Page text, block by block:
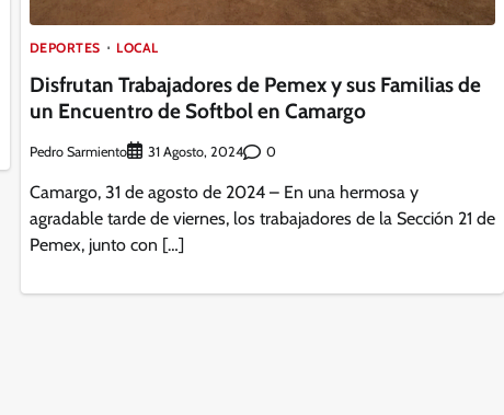
DEPORTES LOCAL
Disfrutan Trabajadores de Pemex y sus Familias de
un Encuentro de Softbol en Camargo
Pedro Sarmiento 31 Agosto, 2024 0
Camargo, 31 de agosto de 2024 – En una hermosa y
agradable tarde de viernes, los trabajadores de la Sección 21 de
Pemex, junto con […]